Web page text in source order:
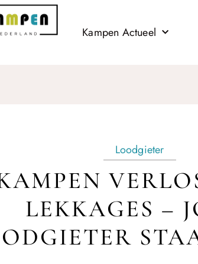
Kampen Actueel
Loodgieter
LEKKAGES –